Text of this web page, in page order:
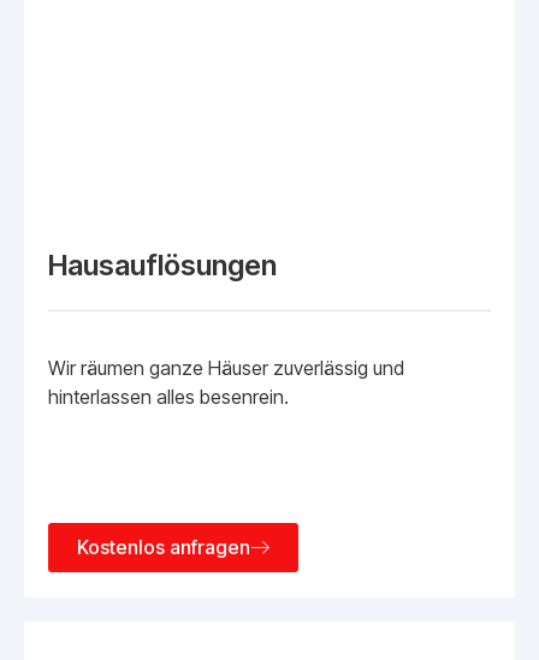
Hausauflösungen
Wir räumen ganze Häuser zuverlässig und
hinterlassen alles besenrein.
Kostenlos anfragen